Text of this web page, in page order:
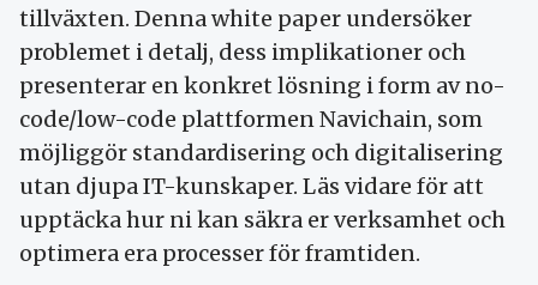
tillväxten. Denna white paper undersöker
problemet i detalj, dess implikationer och
presenterar en konkret lösning i form av no-
code/low-code plattformen Navichain, som
möjliggör standardisering och digitalisering
utan djupa IT-kunskaper. Läs vidare för att
upptäcka hur ni kan säkra er verksamhet och
optimera era processer för framtiden.